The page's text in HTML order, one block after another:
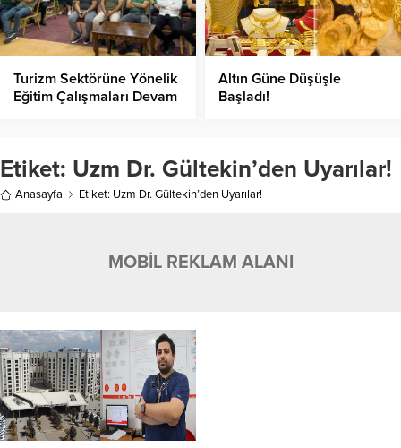
Turizm Sektörüne Yönelik
Eğitim Çalışmaları Devam
Altın Güne Düşüşle
Başladı!
Etiket: Uzm Dr. Gültekin’den Uyarılar!
Anasayfa Etiket: Uzm Dr. Gültekin’den Uyarılar!
MOBİL REKLAM ALANI